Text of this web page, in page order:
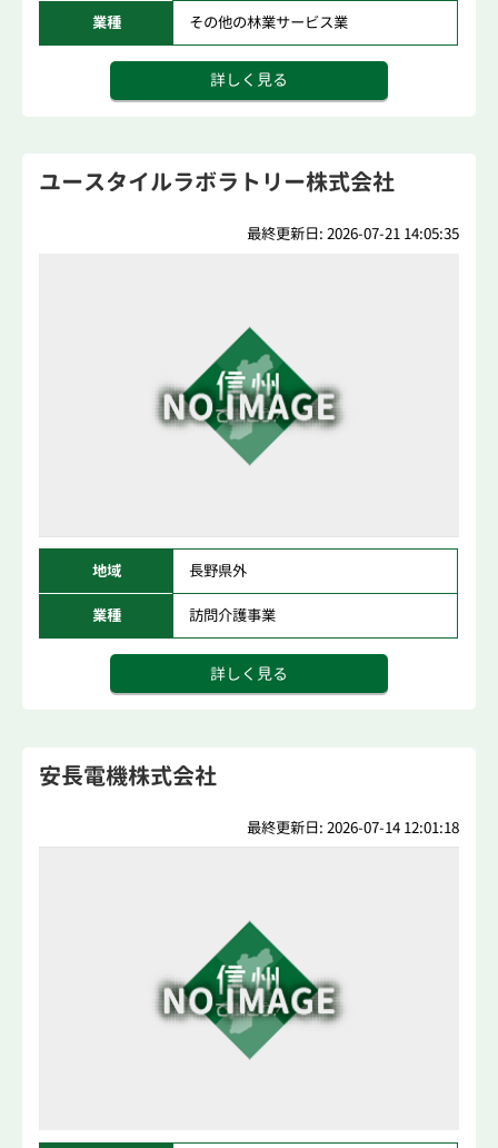
業種 その他の林業サービス業
詳しく見る
ユースタイルラボラトリー株式会社
最終更新日: 2026-07-21 14:05:35
地域 長野県外
業種 訪問介護事業
詳しく見る
安長電機株式会社
最終更新日: 2026-07-14 12:01:18